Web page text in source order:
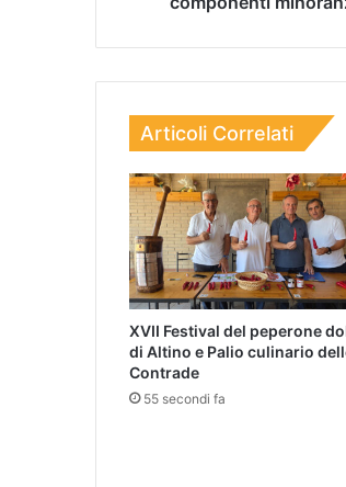
Articoli Correlati
XVII Festival del peperone
di Altino e Palio culinario
Contrade
55 secondi fa